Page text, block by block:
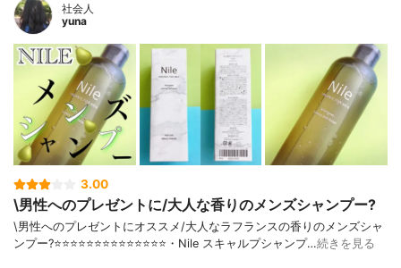
社会人
yuna
3.00
\男性へのプレゼントに/大人な香りのメンズシャンプー?
\男性へのプレゼントにオススメ/大人なラフランスの香りのメンズシャ
ンプー?⭐️⭐️⭐️⭐️⭐️⭐️⭐️⭐️⭐️⭐️⭐️⭐️⭐️⭐️・Nile スキャルプシャンプ…続きを見る